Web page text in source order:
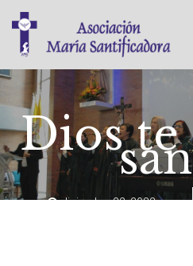
Dios
diciembre 22, 2022